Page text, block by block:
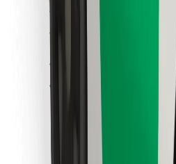
მიიღე მომსახურება
იპოვე შენი საყვარელი
გადმოწერე Bolt